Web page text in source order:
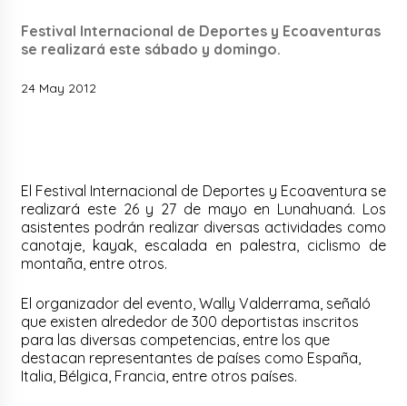
Festival Internacional de Deportes y Ecoaventuras
se realizará este sábado y domingo.
24 May 2012
El Festival Internacional de Deportes y Ecoaventura se
realizará este 26 y 27 de mayo en Lunahuaná. Los
asistentes podrán realizar diversas actividades como
canotaje, kayak, escalada en palestra, ciclismo de
montaña, entre otros.
El organizador del evento, Wally Valderrama, señaló
que existen alrededor de 300 deportistas inscritos
para las diversas competencias, entre los que
destacan representantes de países como España,
Italia, Bélgica, Francia, entre otros países.